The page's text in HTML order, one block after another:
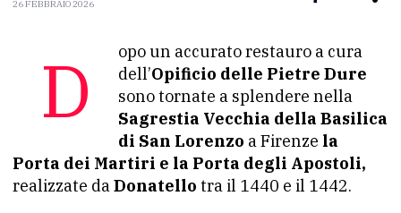
26 FEBBRAIO 2026
Dopo un accurato restauro a cura dell’Opificio delle Pietre Dure
sono tornate a splendere nella
Sagrestia Vecchia della Basilica
di San Lorenzo a Firenze la
Porta dei Martiri e la Porta degli Apostoli,
realizzate daDonatello tra il 1440 e il 1442.